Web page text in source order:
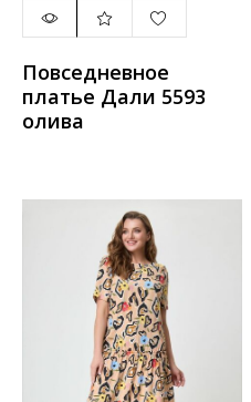
Повседневное
платье Дали 5593
олива